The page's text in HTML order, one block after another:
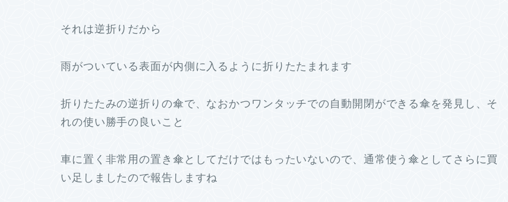
それは逆折りだから
雨がついている表面が内側に入るように折りたたまれます
折りたたみの逆折りの傘で、なおかつワンタッチでの自動開閉ができる傘を発見し、そ
れの使い勝手の良いこと
車に置く非常用の置き傘としてだけではもったいないので、通常使う傘としてさらに買
い足しましたので報告しますね